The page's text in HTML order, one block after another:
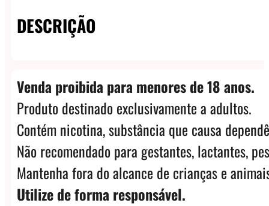
DESCRIÇÃO
Venda proibida para menores de 18 anos.
Produto destinado exclusivamente a adultos.
Contém nicotina, substância que causa
Não recomendado para gestantes, lactantes,
Mantenha fora do alcance de crianças e
Utilize de forma responsável.